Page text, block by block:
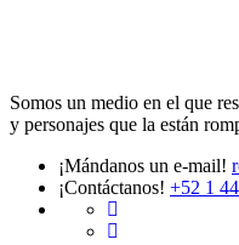
Somos un medio en el que
y personajes que la están
¡Mándanos un e-mail!
¡Contáctanos! +52 1